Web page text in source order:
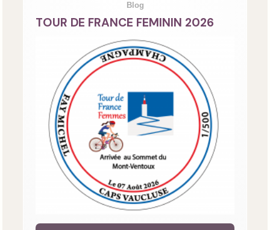
Blog
TOUR DE FRANCE FEMININ 2026